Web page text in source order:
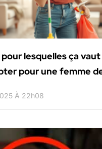
lesquelles ça
pour une femme
À 22h08